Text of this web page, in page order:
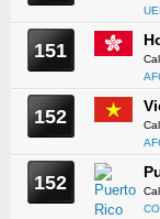
151
152
152